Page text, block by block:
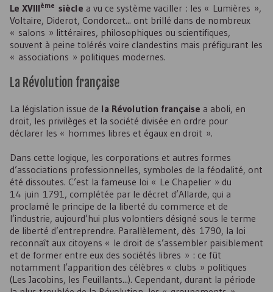
Le XVIIIème siècle a vu ce système vaciller : les « Lumières »,
Voltaire, Diderot, Condorcet... ont brillé dans de nombreux
« salons » littéraires, philosophiques ou scientifiques,
souvent à peine tolérés voire clandestins mais préfigurant les
« associations » politiques modernes.
La Révolution française
La législation issue de la Révolution française a aboli, en
droit, les privilèges et la société divisée en ordre pour
déclarer les « hommes libres et égaux en droit ».
Dans cette logique, les corporations et autres formes
d’associations professionnelles, symboles de la féodalité, ont
été dissoutes. C’est la fameuse loi « Le Chapelier » du
14 juin 1791, complétée par le décret d’Allarde, qui a
proclamé le principe de la liberté du commerce et de
l’industrie, aujourd’hui plus volontiers désigné sous le terme
de liberté d’entreprendre. Parallèlement, dès 1790, la loi
reconnaît aux citoyens « le droit de s’assembler paisiblement
et de former entre eux des sociétés libres » : ce fût
notamment l’apparition des célèbres « clubs » politiques
(Les Jacobins, les Feuillants...). Cependant, durant la période